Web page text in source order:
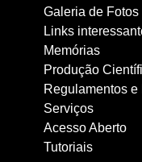
Galeria de Fotos
Links
Memórias
Produção
Regulamentos e
Serviços
Acesso Aberto
Tutoriais